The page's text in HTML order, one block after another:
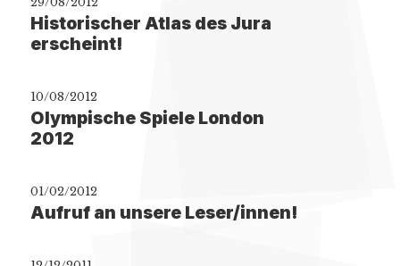
Historischer Atlas des Jura
erscheint!
10/08/2012
Olympische Spiele London
2012
01/02/2012
Aufruf an unsere Leser/innen!